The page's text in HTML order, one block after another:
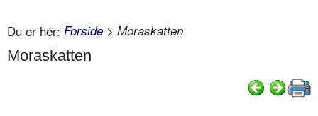
Du er her: Forside > Moraskatten
Moraskatten